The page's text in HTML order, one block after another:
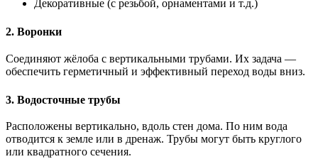
Декоративные (с резьбой, орнаментами и т.д.)
2. Воронки
Соединяют жёлоба с вертикальными трубами. Их задача —
обеспечить герметичный и эффективный переход воды вниз.
3. Водосточные трубы
Расположены вертикально, вдоль стен дома. По ним вода
отводится к земле или в дренаж. Трубы могут быть круглого
или квадратного сечения.